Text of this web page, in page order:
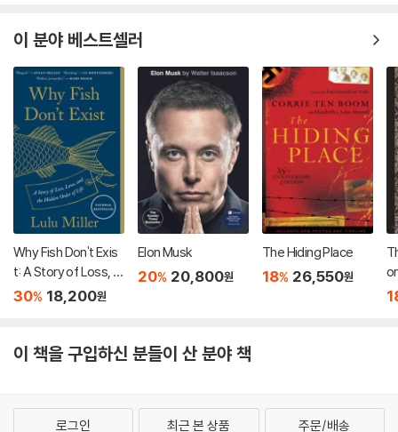
이 분야 베스트셀러
Why Fish Don't Exis
t: A Story of Loss, L
ove, and the Hidden
30% 18,200원
Elon Musk
20% 20,800원
The Hiding Place
18% 26,550원
이 책을 구입하신 분들이 산 분야 책
로그인 최근 본 상품 주문/배송